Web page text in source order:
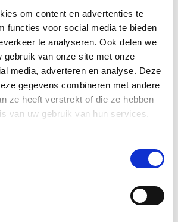
om content en advertenties te
functies voor social media te bieden
te analyseren. Ook delen we
gebruik van onze site met onze
media, adverteren en analyse. Deze
gegevens combineren met andere
ze heeft verstrekt of die ze hebben
van uw gebruik van hun services.
Artikelnummer: 51160